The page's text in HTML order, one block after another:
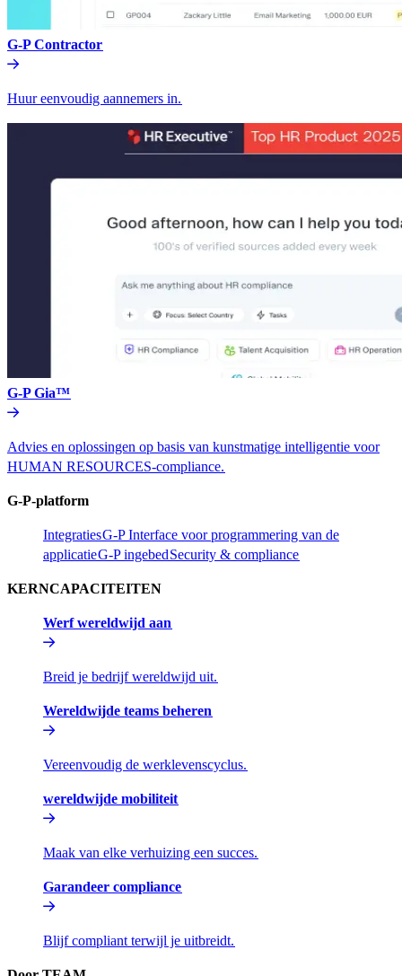
G-P Contractor​​
Huur eenvoudig aannemers in.​​
G-P Gia™​​
Advies en oplossingen op basis van kunstmatige intelligentie voor
HUMAN RESOURCES-compliance.​​
G-P-platform​​
Integraties​​G-P Interface voor programmering van de
applicatie​​G-P ingebed​​Security & compliance​​
KERNCAPACITEITEN​​
Werf wereldwijd aan​​
Breid je bedrijf wereldwijd uit.​​
Wereldwijde teams beheren​​
Vereenvoudig de werklevenscyclus.​​
wereldwijde mobiliteit​​
Maak van elke verhuizing een succes.​​
Garandeer compliance​​
Blijf compliant terwijl je uitbreidt.​​